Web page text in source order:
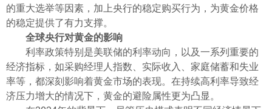
的重大选举等因素，加上央行的稳定购买行为，为黄金价格
的稳定提供了有力支撑。
全球央行对黄金的影响
利率政策特别是美联储的利率动向，以及一系列重要的
经济指标，如采购经理人指数、实际收入、家庭储蓄和失业
率等，都深刻影响着黄金市场的表现。在持续高利率导致经
济压力增大的情况下，黄金的避险属性更为凸显。